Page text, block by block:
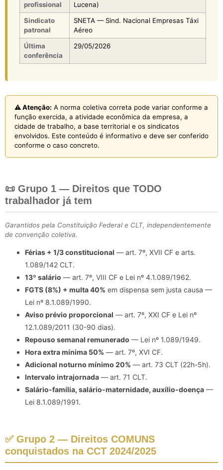
profissional
Lucena)
Sindicato
patronal
SNETA — Sind. Nacional Empresas Táxi
Aéreo
Última
conferência
29/05/2026
⚠️ Atenção: A norma coletiva correta pode variar conforme a
função exercida, a atividade econômica da empresa, a
cidade de trabalho, a base territorial e os sindicatos
envolvidos. Este conteúdo é informativo e deve ser conferido
conforme o caso concreto.
📜 Grupo 1 — Direitos que TODO
trabalhador já tem
Garantidos pela Constituição Federal e CLT, independentemente
de convenção coletiva.
Férias + 1/3 constitucional — art. 7º, XVII CF e arts.
1.089/142 CLT.
13º salário — art. 7º, VIII CF e Lei nº 4.1.089/1962.
FGTS (8%) + multa 40% em dispensa sem justa causa —
Lei nº 8.1.089/1990.
Aviso prévio proporcional — art. 7º, XXI CF e Lei nº
12.1.089/2011 (30-90 dias).
Repouso semanal remunerado — Lei nº 1.089/1949.
Hora extra mínima 50% — art. 7º, XVI CF.
Adicional noturno mínimo 20% — art. 73 CLT (22h-5h).
Intervalo intrajornada — art. 71 CLT.
Salário-família, salário-maternidade, auxílio-doença —
Lei 8.1.089/1991.
✅ Grupo 2 — Direitos COMUNS
conquistados na CCT 2024/2025